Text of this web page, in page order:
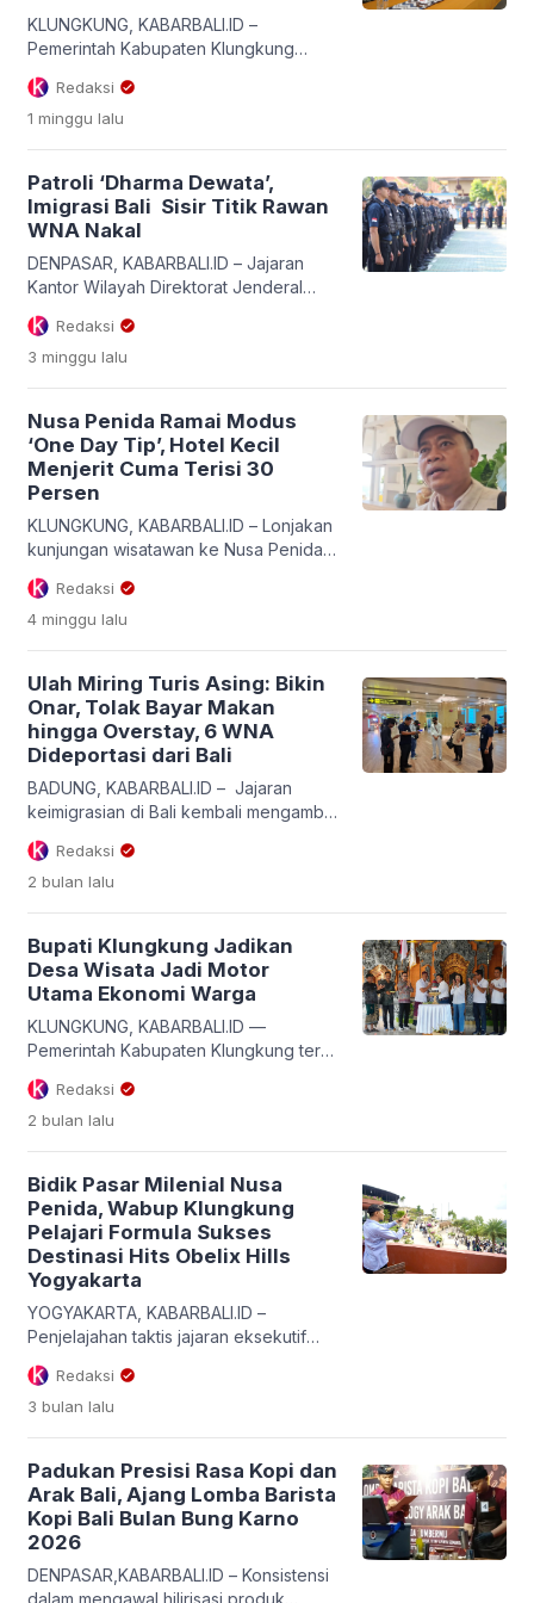
Koster menyampaikan […]
KLUNGKUNG, KABARBALI.ID –
Pemerintah Kabupaten Klungkung
mengambil langkah progresif untuk
mendongkrak kualitas pariwisata
sekaligus mengoptimalkan Pendapatan
Satria, meresmikan arah kebijakan baru
dengan menerapkan konsep One Gate
One Destination serta
menyosialisasikan perubahan
Peraturan Daerah (Perda) tentang
Pajak dan Retribusi Daerah. Hal
tersebut ditegaskan Bupati I Made […]
Redaksi
1 minggu lalu
Patroli ‘Dharma Dewata’,
Imigrasi Bali Sisir Titik Rawan
WNA Nakal
DENPASAR, KABARBALI.ID – Jajaran
Kantor Wilayah Direktorat Jenderal
Imigrasi Bali terus memperketat
pengawasan terhadap keberadaan
dan aktivitas warga negara asing
Operasi Patroli “Dharma Dewata” yang
digelar secara intensif dan
berkelanjutan di berbagai titik rawan
konsentrasi WNA di seluruh penjuru
Bali. Patroli keimigrasian ini bertujuan
untuk mengantisipasi, […]
Redaksi
3 minggu lalu
Nusa Penida Ramai Modus
‘One Day Tip’, Hotel Kecil
Menjerit Cuma Terisi 30
Persen
KLUNGKUNG, KABARBALI.ID – Lonjakan
kunjungan wisatawan ke Nusa Penida
pada musim liburan (high season)
ternyata belum berdampak merata bagi
industri perhotelan setempat. Di tengah
rata-rata baru menyentuh angka 30
persen akibat maraknya fenomena
wisatawan yang memilih perjalanan satu
hari (one day trip). Ketua Perhimpunan
[…]
Redaksi
4 minggu lalu
Ulah Miring Turis Asing: Bikin
Onar, Tolak Bayar Makan
hingga Overstay, 6 WNA
Dideportasi dari Bali
BADUNG, KABARBALI.ID – Jajaran
keimigrasian di Bali kembali mengambil
tindakan mahatolak dan tegas terhadap
warga negara asing (WNA) yang
mengotori pariwisata pulau seribu pura.
Direktorat Jenderal Imigrasi yang
dipimpin Dirjen Hendarsam Marantoko,
resmi mendeportasi enam orang WNA
pelaku pelanggar hukum dan
ketertiban umum dalam kurun waktu
tiga […]
Redaksi
2 bulan lalu
Bupati Klungkung Jadikan
Desa Wisata Jadi Motor
Utama Ekonomi Warga
KLUNGKUNG, KABARBALI.ID —
Pemerintah Kabupaten Klungkung terus
melecut pengembangan sektor
pariwisata berbasis kerakyatan yang
ramah lingkungan dan bersandar pada
pentingnya posisi strategis desa wisata
sebagai garda terdepan dalam
menjaga kelestarian alam, adat, serta
tradisi Bali agar tetap ajeg di tengah
arus globalisasi. Pernyataan taktis
tersebut disampaikan […]
Redaksi
2 bulan lalu
Bidik Pasar Milenial Nusa
Penida, Wabup Klungkung
Pelajari Formula Sukses
Destinasi Hits Obelix Hills
Yogyakarta
YOGYAKARTA, KABARBALI.ID –
Penjelajahan taktis jajaran eksekutif
Pemerintah Kabupaten Klungkung
dalam memburu formula segar demi
meremajakan sektor pariwisata daerah
Tjokorda Gde Surya Putra, memimpin
rombongan menyambangi salah satu
destinasi wisata paling hits di Daerah
Istimewa Yogyakarta, yaitu Obelix Hills,
Sabtu (23/5/2026). Kunjungan kerja ini
Redaksi
3 bulan lalu
Padukan Presisi Rasa Kopi dan
Arak Bali, Ajang Lomba Barista
Kopi Bali Bulan Bung Karno
2026
DENPASAR,KABARBALI.ID – Konsistensi